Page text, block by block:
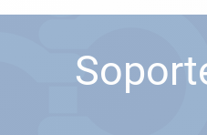
Seguridad